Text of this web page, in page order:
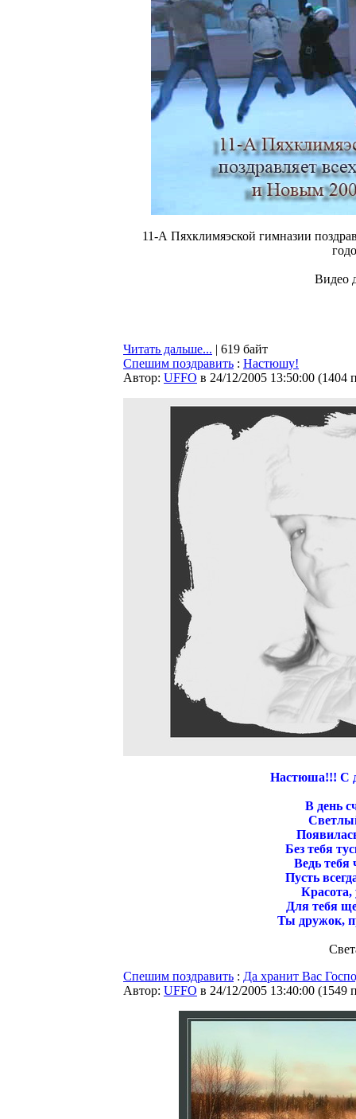
11-А Пяхклимяэской гимназии
Видео
Читать дальше... | 619 байт
Спешим поздравить : Настюшу!
Автор: UFFO в 24/12/2005 13:50:00 (1404
Настюша!!! C
В день
Без тебя
Ведь тебя
Пусть
Красота,
Для тебя
Ты дружок,
Спешим поздравить : Да хранит Вас
Автор: UFFO в 24/12/2005 13:40:00 (1549